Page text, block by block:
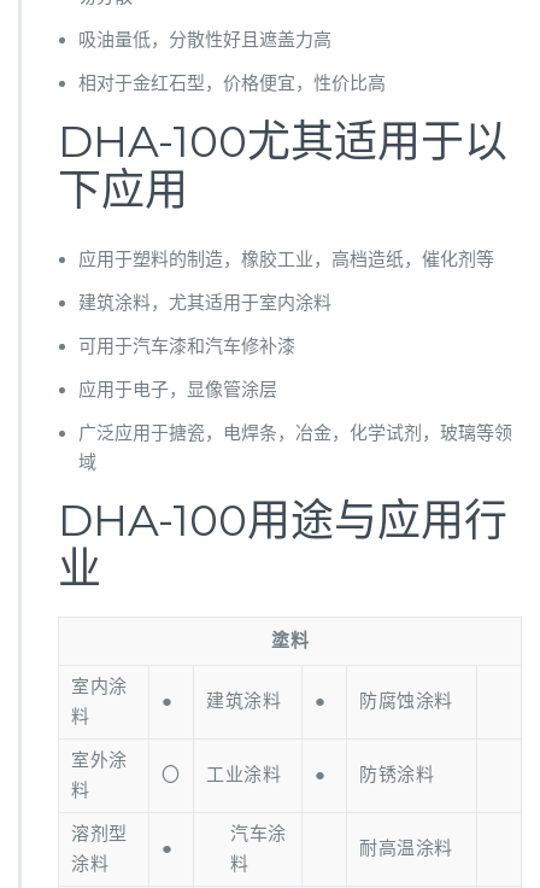
吸油量低，分散性好且遮盖力高
相对于金红石型，价格便宜，性价比高
DHA-100尤其适用于以
下应用
应用于塑料的制造，橡胶工业，高档造纸，催化剂等
建筑涂料，尤其适用于室内涂料
可用于汽车漆和汽车修补漆
应用于电子，显像管涂层
广泛应用于搪瓷，电焊条，冶金，化学试剂，玻璃等领
域
DHA-100用途与应用行
业
塗料
室内涂
料
● 建筑涂料 ● 防腐蚀涂料
室外涂
料
〇 工业涂料 ● 防锈涂料
溶剂型
涂料
●
汽车涂
料
耐高温涂料